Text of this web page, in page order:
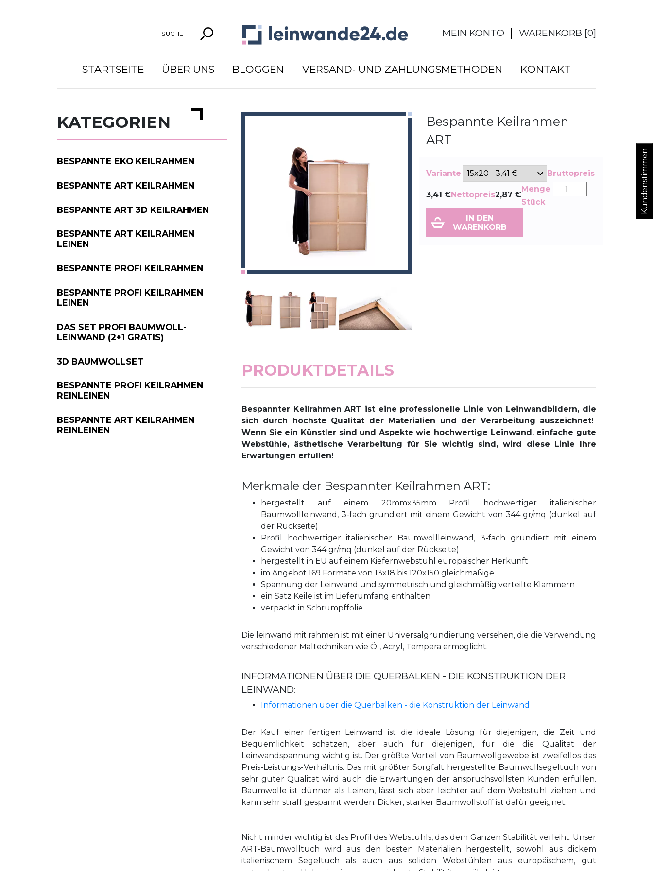
SUCHE MEIN KONTO WARENKORB [0]
STARTSEITE ÜBER UNS BLOGGEN VERSAND- UND ZAHLUNGSMETHODEN KONTAKT
Kundenstimmen
KATEGORIEN
BESPANNTE EKO KEILRAHMEN
BESPANNTE ART KEILRAHMEN
BESPANNTE ART 3D KEILRAHMEN
BESPANNTE ART KEILRAHMEN
LEINEN
BESPANNTE PROFI KEILRAHMEN
BESPANNTE PROFI KEILRAHMEN
LEINEN
DAS SET PROFI BAUMWOLL-
LEINWAND (2+1 GRATIS)
3D BAUMWOLLSET
BESPANNTE PROFI KEILRAHMEN
REINLEINEN
BESPANNTE ART KEILRAHMEN
REINLEINEN
Bespannte Keilrahmen
ART
Variante Bruttopreis
3,41 €Nettopreis2,87 €
Menge
Stück
IN DEN
WARENKORB
PRODUKTDETAILS
Bespannter Keilrahmen ART ist eine professionelle Linie von Leinwandbildern, die
sich durch höchste Qualität der Materialien und der Verarbeitung auszeichnet!
Wenn Sie ein Künstler sind und Aspekte wie hochwertige Leinwand, einfache gute
Webstühle, ästhetische Verarbeitung für Sie wichtig sind, wird diese Linie Ihre
Erwartungen erfüllen!
Merkmale der Bespannter Keilrahmen ART:
hergestellt auf einem 20mmx35mm Profil hochwertiger italienischer
Baumwollleinwand, 3-fach grundiert mit einem Gewicht von 344 gr/mq (dunkel auf
der Rückseite)
Profil hochwertiger italienischer Baumwollleinwand, 3-fach grundiert mit einem
Gewicht von 344 gr/mq (dunkel auf der Rückseite)
hergestellt in EU auf einem Kiefernwebstuhl europäischer Herkunft
im Angebot 169 Formate von 13x18 bis 120x150 gleichmäßige
Spannung der Leinwand und symmetrisch und gleichmäßig verteilte Klammern
ein Satz Keile ist im Lieferumfang enthalten
verpackt in Schrumpffolie
Die leinwand mit rahmen ist mit einer Universalgrundierung versehen, die die Verwendung
verschiedener Maltechniken wie Öl, Acryl, Tempera ermöglicht.
INFORMATIONEN ÜBER DIE QUERBALKEN - DIE KONSTRUKTION DER
LEINWAND:
Informationen über die Querbalken - die Konstruktion der Leinwand
Der Kauf einer fertigen Leinwand ist die ideale Lösung für diejenigen, die Zeit und
Bequemlichkeit schätzen, aber auch für diejenigen, für die die Qualität der
Leinwandspannung wichtig ist. Der größte Vorteil von Baumwollgewebe ist zweifellos das
Preis-Leistungs-Verhältnis. Das mit größter Sorgfalt hergestellte Baumwollsegeltuch von
sehr guter Qualität wird auch die Erwartungen der anspruchsvollsten Kunden erfüllen.
Baumwolle ist dünner als Leinen, lässt sich aber leichter auf dem Webstuhl ziehen und
kann sehr straff gespannt werden. Dicker, starker Baumwollstoff ist dafür geeignet.
Nicht minder wichtig ist das Profil des Webstuhls, das dem Ganzen Stabilität verleiht. Unser
ART-Baumwolltuch wird aus den besten Materialien hergestellt, sowohl aus dickem
italienischem Segeltuch als auch aus soliden Webstühlen aus europäischem, gut